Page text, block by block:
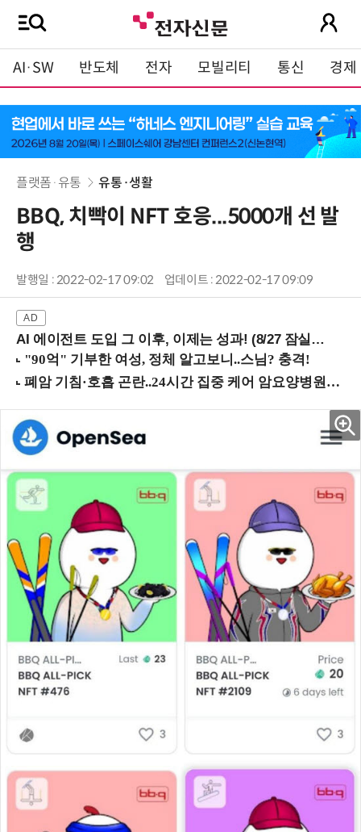
AI·SW 반도체 전자 모빌리티 통신 경제
플랫폼·유통 유통·생활
BBQ, 치빡이 NFT 호응...5000개 선 발
행
발행일 : 2022-02-17 09:02 업데이트 : 2022-02-17 09:09
AI 에이전트 도입 그 이후, 이제는 성과! (8/27 잠실역)